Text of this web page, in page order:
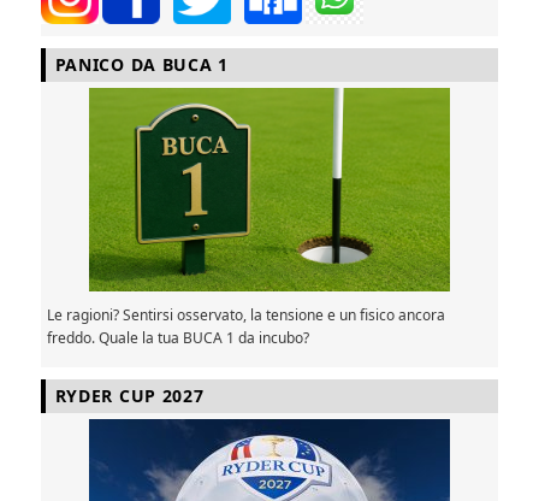
PANICO DA BUCA 1
Le ragioni? Sentirsi osservato, la tensione e un fisico ancora
freddo. Quale la tua BUCA 1 da incubo?
RYDER CUP 2027